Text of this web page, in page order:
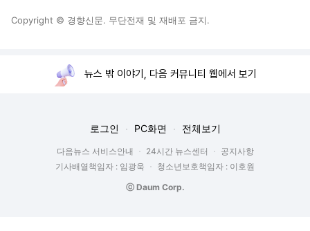
Copyright © 경향신문. 무단전재 및 재배포 금지.
뉴스 밖 이야기, 다음 커뮤니티 웹에서 보기
로그인 PC화면 전체보기
다음뉴스 서비스안내 24시간 뉴스센터
공지사항
기사배열책임자 : 임광욱
청소년보호책임자 : 이호원
ⓒ Daum Corp.